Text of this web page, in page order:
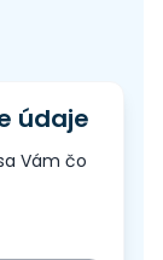
údaje
Vám čo